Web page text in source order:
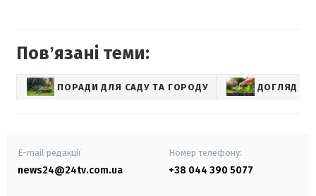
Повʼязані теми:
ПОРАДИ ДЛЯ САДУ ТА ГОРОДУ ДОГЛЯД
E-mail редакції
news24@24tv.com.ua
Номер телефону:
+38 044 390 5077